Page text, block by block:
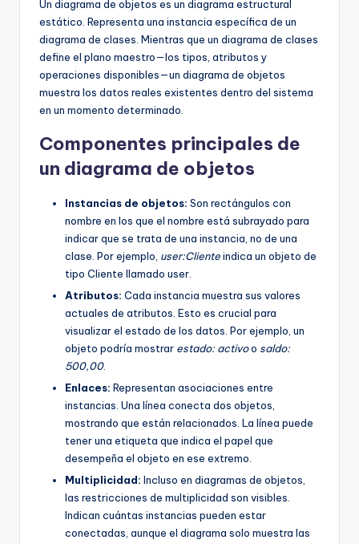
Un diagrama de objetos es un diagrama estructural
estático. Representa una instancia específica de un
diagrama de clases. Mientras que un diagrama de clases
define el plano maestro—los tipos, atributos y
operaciones disponibles—un diagrama de objetos
muestra los datos reales existentes dentro del sistema
en un momento determinado.
Componentes principales de
un diagrama de objetos
Instancias de objetos: Son rectángulos con
nombre en los que el nombre está subrayado para
indicar que se trata de una instancia, no de una
clase. Por ejemplo, user:Clienteindica un objeto de
tipo Cliente llamado user.
Atributos: Cada instancia muestra sus valores
actuales de atributos. Esto es crucial para
visualizar el estado de los datos. Por ejemplo, un
objeto podría mostrar estado: activoo saldo:
500,00.
Enlaces: Representan asociaciones entre
instancias. Una línea conecta dos objetos,
mostrando que están relacionados. La línea puede
tener una etiqueta que indica el papel que
desempeña el objeto en ese extremo.
Multiplicidad: Incluso en diagramas de objetos,
las restricciones de multiplicidad son visibles.
Indican cuántas instancias pueden estar
conectadas, aunque el diagrama solo muestra las